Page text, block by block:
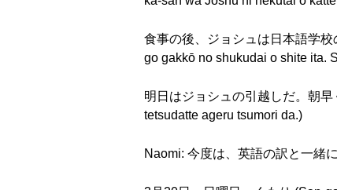
食事の後、ジョシュは日本語学
go gakkō no shukudai o shite ita.
明日はジョシュの引越しだ。朝
tetsudatte ageru tsumori da.)
Naomi: 今度は、英語の訳と一緒